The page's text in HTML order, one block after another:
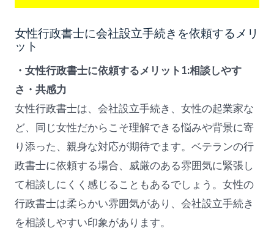
女性行政書士に会社設立手続きを依頼するメリ
ット
・女性行政書士に依頼するメリット1:相談しやす
さ・共感力
女性行政書士は、会社設立手続き、女性の起業家な
ど、同じ女性だからこそ理解できる悩みや背景に寄
り添った、親身な対応が期待でます。ベテランの行
政書士に依頼する場合、威厳のある雰囲気に緊張し
て相談しにくく感じることもあるでしょう。女性の
行政書士は柔らかい雰囲気があり、会社設立手続き
を相談しやすい印象があります。